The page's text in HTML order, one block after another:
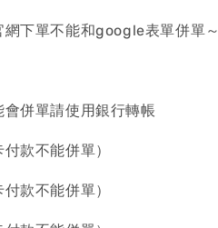
網下單不能和google表單併單～
會併單請使用銀行轉帳
付款不能併單）
付款不能併單）